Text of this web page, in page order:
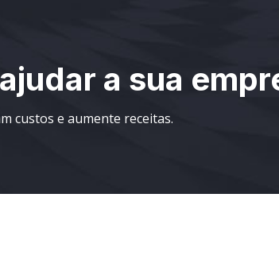
a sua
custos e aumente receitas.